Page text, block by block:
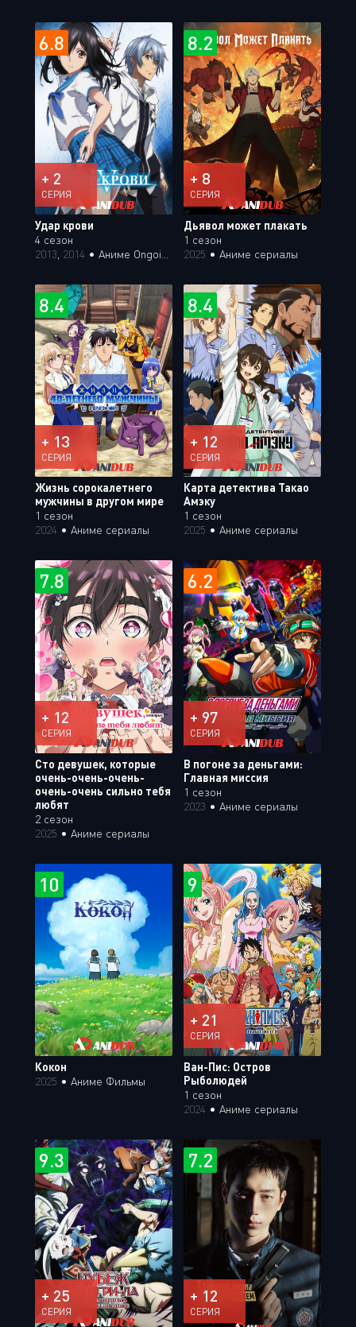
6.8
+ 2
СЕРИЯ
Удар крови
4 сезон
2013 2014 • Аниме Ongoing
8.2
+ 8
СЕРИЯ
Дьявол может плакать
1 сезон
2025 • Аниме сериалы
8.4
+ 13
СЕРИЯ
Жизнь сорокалетнего
мужчины в другом мире
1 сезон
2024 • Аниме сериалы
8.4
+ 12
СЕРИЯ
Карта детектива Такао
Амэку
1 сезон
2025 • Аниме сериалы
7.8
+ 12
СЕРИЯ
Сто девушек, которые
очень-очень-очень-
очень-очень сильно тебя
любят
2 сезон
2025 • Аниме сериалы
6.2
+ 97
СЕРИЯ
В погоне за деньгами:
Главная миссия
1 сезон
2023 • Аниме сериалы
10
Кокон
2025 • Аниме Фильмы
9
+ 21
СЕРИЯ
Ван-Пис: Остров
Рыболюдей
1 сезон
2024 • Аниме сериалы
9.3
+ 25
СЕРИЯ
7.2
+ 12
СЕРИЯ